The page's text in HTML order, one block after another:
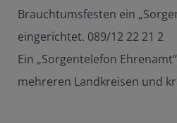
Brauchtumsfesten ein
eingerichtet. 089/12 22 21 2
Ein „Sorgentelefon
mehreren Landkreisen und